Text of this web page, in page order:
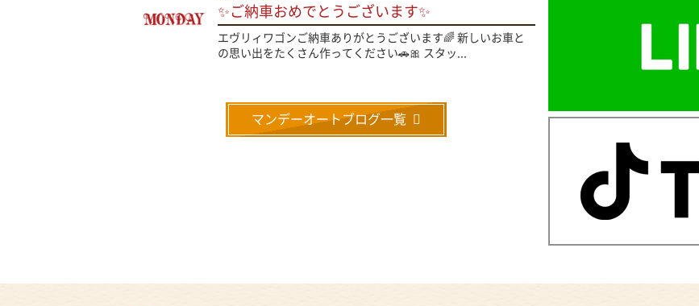
✨ご納車おめでとうございます✨
エヴリィワゴンご納車ありがとうございます🌈 新しいお車と
の思い出をたくさん作ってください🚗🎀 スタッ...
マンデーオートブログ一覧